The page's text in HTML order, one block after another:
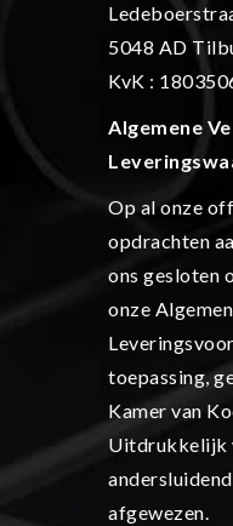
5048 AD
KvK :
Algemene
L
Op al onze
opdrachten
ons gesloten
onze
toepassing,
Kamer van
Uitdrukkelijk
afgewezen.